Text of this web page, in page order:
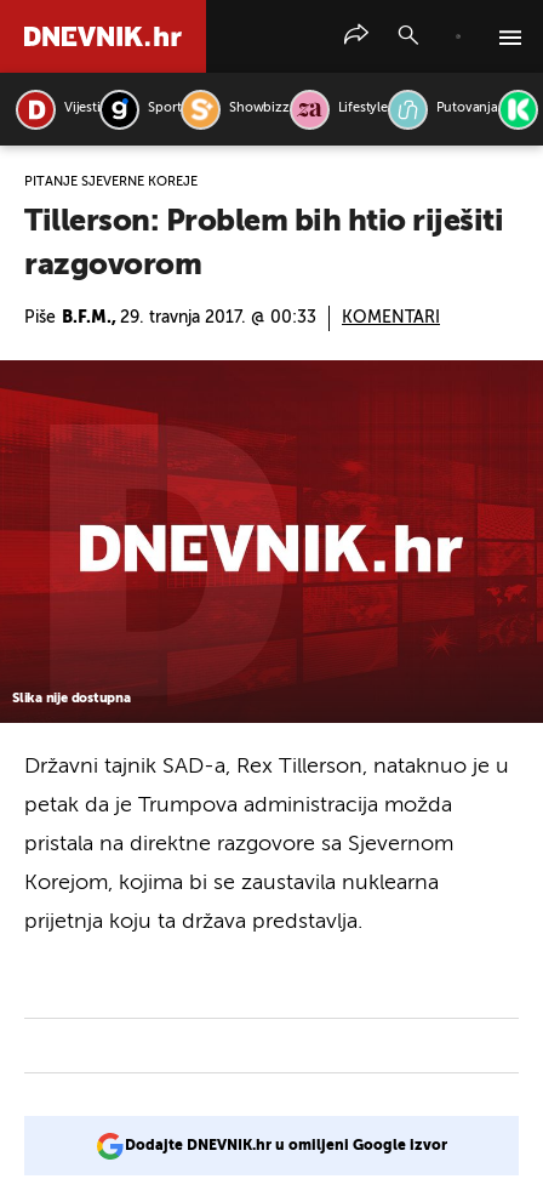
Vijesti Sport Showbizz Lifestyle Putovanja
PITANJE SJEVERNE KOREJE
Tillerson: Problem bih htio riješiti
razgovorom
Piše B.F.M., 29. travnja 2017. @ 00:33 KOMENTARI
Slika nije dostupna
Državni tajnik SAD-a, Rex Tillerson, nataknuo je u
petak da je Trumpova administracija možda
pristala na direktne razgovore sa Sjevernom
Korejom, kojima bi se zaustavila nuklearna
prijetnja koju ta država predstavlja.
Dodajte DNEVNIK.hr u omiljeni Google izvor
PRETRAŽITE VIJESTI